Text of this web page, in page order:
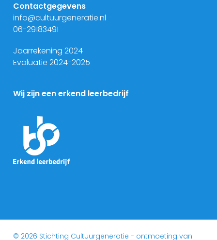
Contactgegevens
info@cultuurgeneratie.nl
06-29183491
Jaarrekening 2024
Evaluatie 2024-2025
Wij zijn een erkend leerbedrijf
© 2026 Stichting Cultuurgeneratie - ontmoeting van